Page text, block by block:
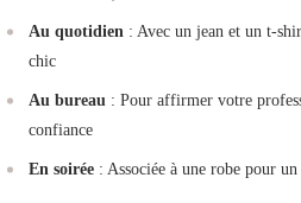
Au quotidien : Avec un jean et un t-
chic
Au bureau : Pour affirmer votre
confiance
En soirée : Associée à une robe pour